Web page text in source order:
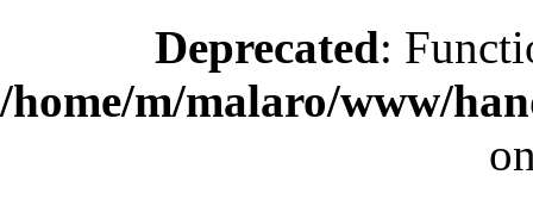
Deprecated:
/home/m/malaro/www/